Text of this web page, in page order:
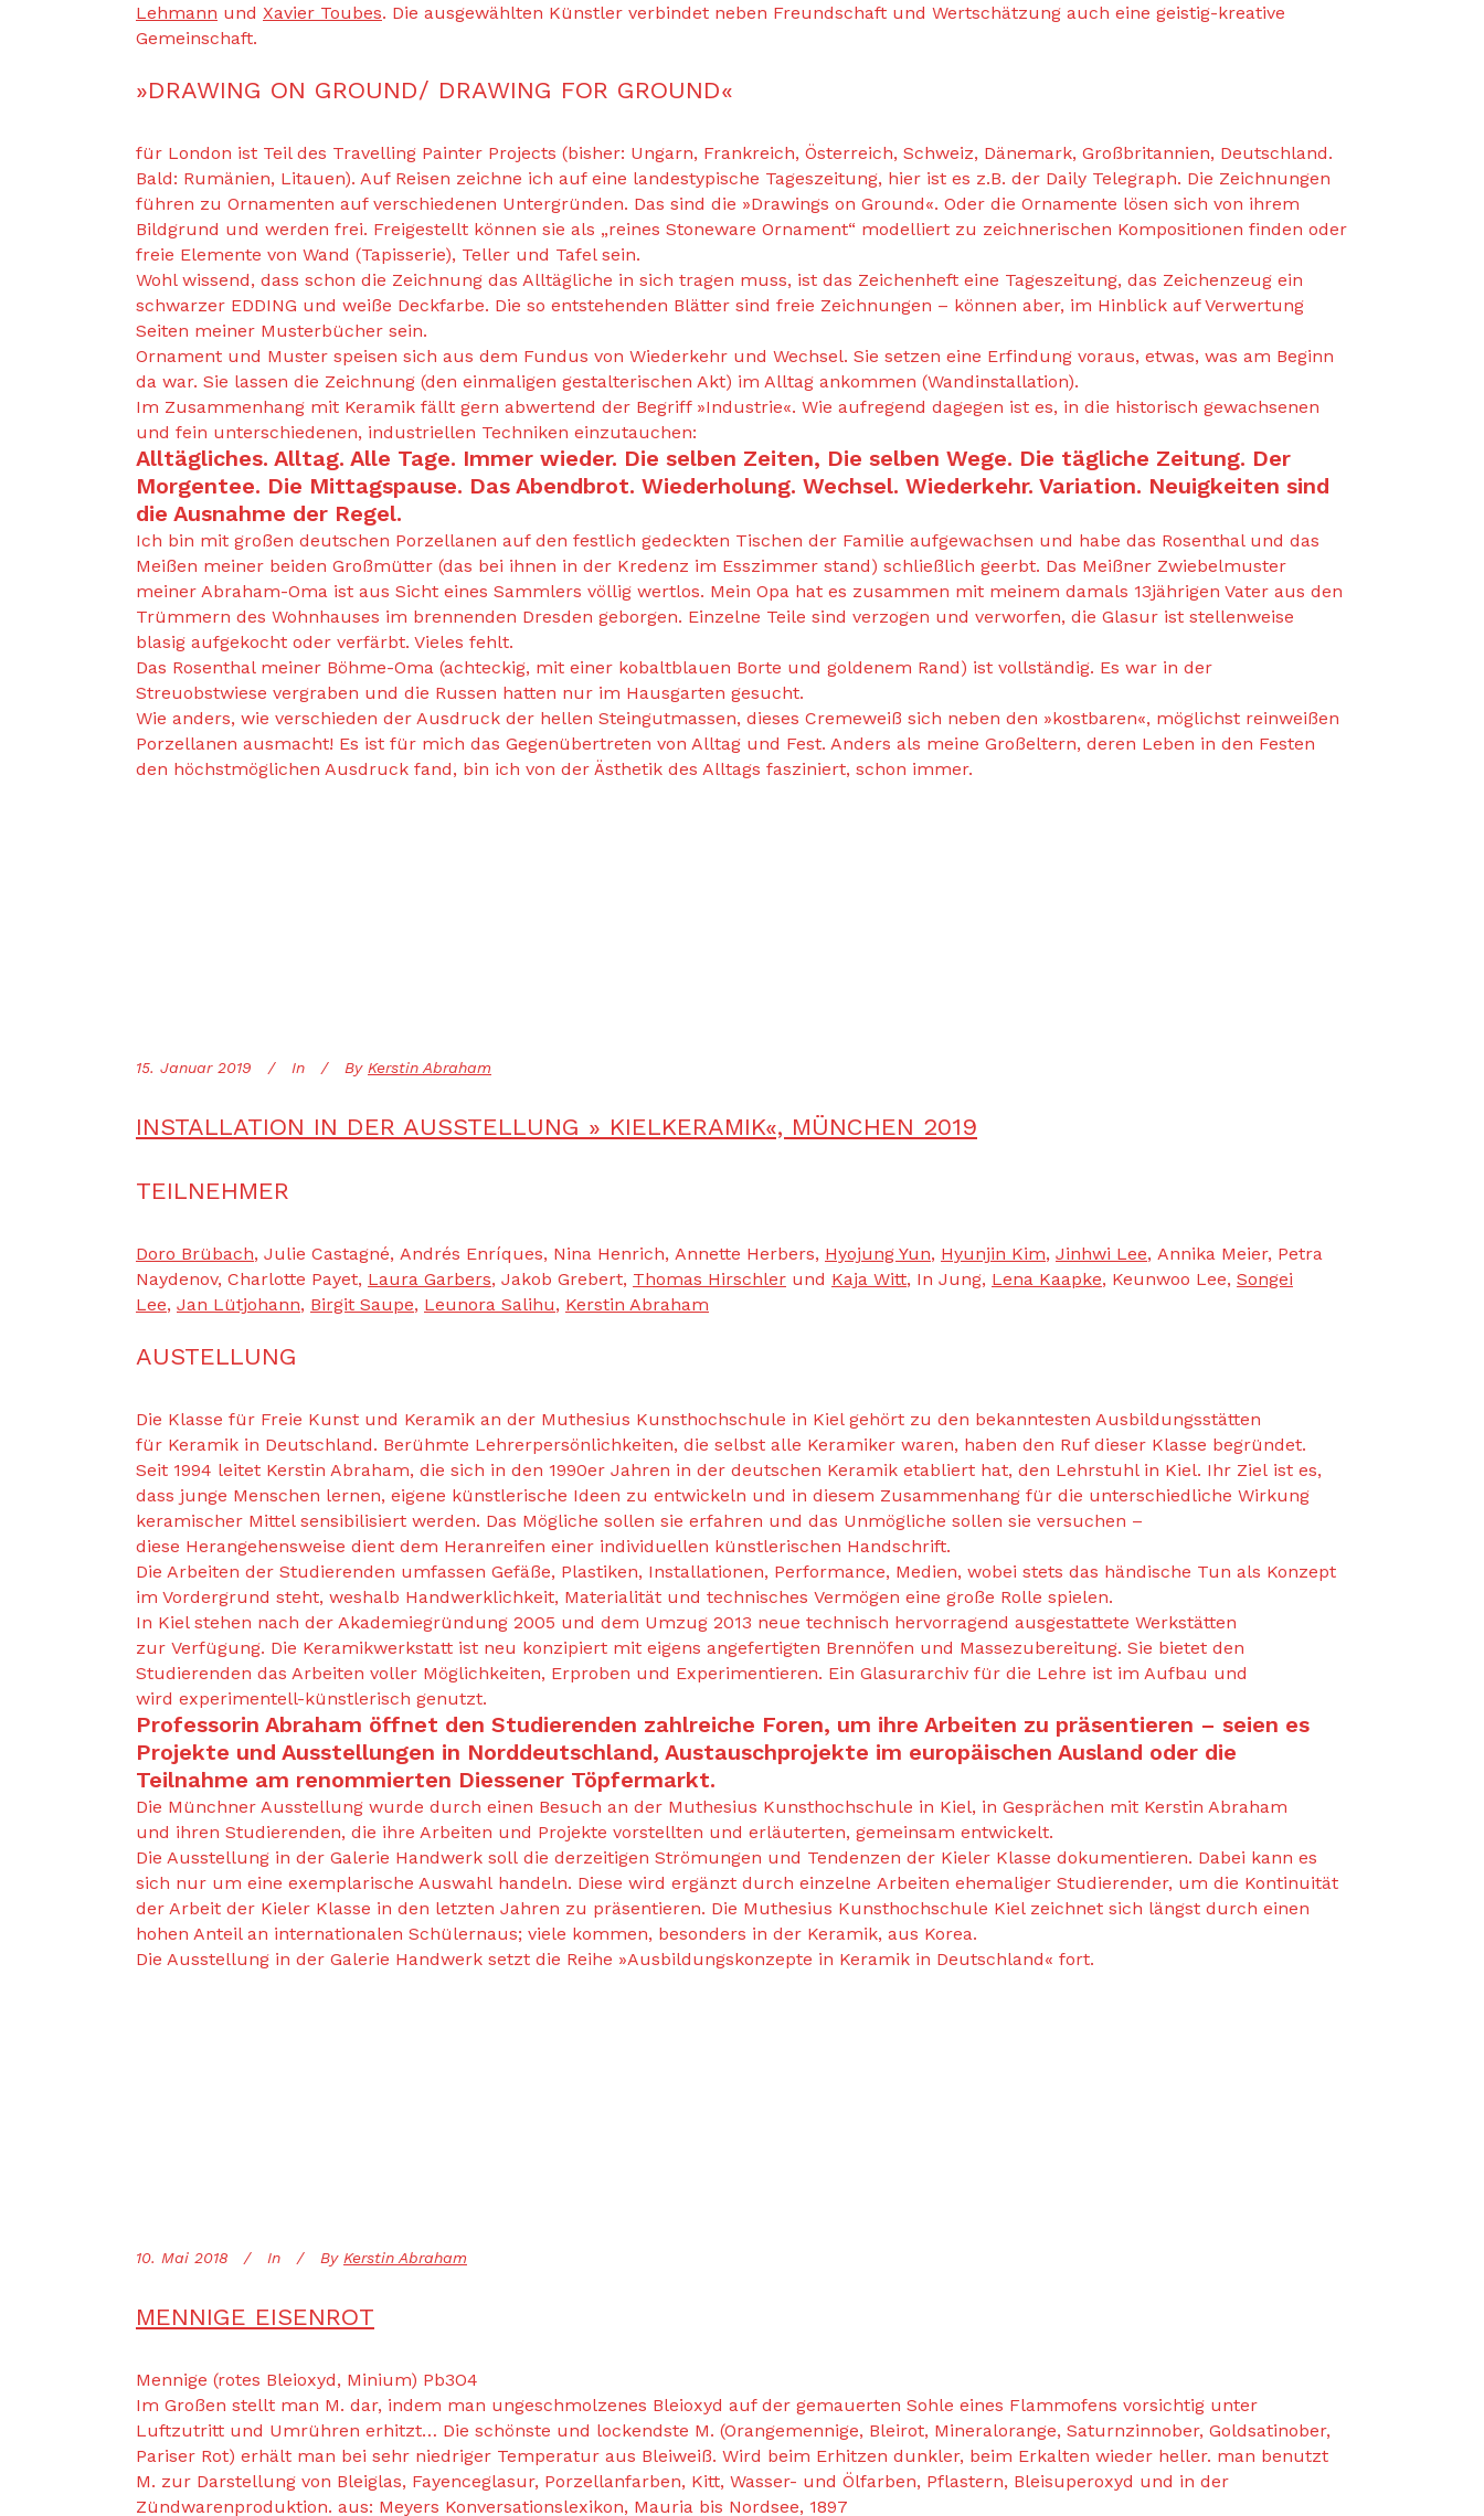
Lehmann und Xavier Toubes. Die ausgewählten Künstler verbindet neben Freundschaft und Wertschätzung auch eine geistig-kreative
Gemeinschaft.
»DRAWING ON GROUND/ DRAWING FOR GROUND«
für London ist Teil des Travelling Painter Projects (bisher: Ungarn, Frankreich, Österreich, Schweiz, Dänemark, Großbritannien, Deutschland.
Bald: Rumänien, Litauen). Auf Reisen zeichne ich auf eine landestypische Tageszeitung, hier ist es z.B. der Daily Telegraph. Die Zeichnungen
führen zu Ornamenten auf verschiedenen Untergründen. Das sind die »Drawings on Ground«. Oder die Ornamente lösen sich von ihrem
Bildgrund und werden frei. Freigestellt können sie als „reines Stoneware Ornament“ modelliert zu zeichnerischen Kompositionen finden oder
freie Elemente von Wand (Tapisserie), Teller und Tafel sein.
Wohl wissend, dass schon die Zeichnung das Alltägliche in sich tragen muss, ist das Zeichenheft eine Tageszeitung, das Zeichenzeug ein
schwarzer EDDING und weiße Deckfarbe. Die so entstehenden Blätter sind freie Zeichnungen – können aber, im Hinblick auf Verwertung
Seiten meiner Musterbücher sein.
Ornament und Muster speisen sich aus dem Fundus von Wiederkehr und Wechsel. Sie setzen eine Erfindung voraus, etwas, was am Beginn
da war. Sie lassen die Zeichnung (den einmaligen gestalterischen Akt) im Alltag ankommen (Wandinstallation).
Im Zusammenhang mit Keramik fällt gern abwertend der Begriff »Industrie«. Wie aufregend dagegen ist es, in die historisch gewachsenen
und fein unterschiedenen, industriellen Techniken einzutauchen:
Alltägliches. Alltag. Alle Tage. Immer wieder. Die selben Zeiten, Die selben Wege. Die tägliche Zeitung. Der
Morgentee. Die Mittagspause. Das Abendbrot. Wiederholung. Wechsel. Wiederkehr. Variation. Neuigkeiten sind
die Ausnahme der Regel.
Ich bin mit großen deutschen Porzellanen auf den festlich gedeckten Tischen der Familie aufgewachsen und habe das Rosenthal und das
Meißen meiner beiden Großmütter (das bei ihnen in der Kredenz im Esszimmer stand) schließlich geerbt. Das Meißner Zwiebelmuster
meiner Abraham-Oma ist aus Sicht eines Sammlers völlig wertlos. Mein Opa hat es zusammen mit meinem damals 13jährigen Vater aus den
Trümmern des Wohnhauses im brennenden Dresden geborgen. Einzelne Teile sind verzogen und verworfen, die Glasur ist stellenweise
blasig aufgekocht oder verfärbt. Vieles fehlt.
Das Rosenthal meiner Böhme-Oma (achteckig, mit einer kobaltblauen Borte und goldenem Rand) ist vollständig. Es war in der
Streuobstwiese vergraben und die Russen hatten nur im Hausgarten gesucht.
Wie anders, wie verschieden der Ausdruck der hellen Steingutmassen, dieses Cremeweiß sich neben den »kostbaren«, möglichst reinweißen
Porzellanen ausmacht! Es ist für mich das Gegenübertreten von Alltag und Fest. Anders als meine Großeltern, deren Leben in den Festen
den höchstmöglichen Ausdruck fand, bin ich von der Ästhetik des Alltags fasziniert, schon immer.
15. Januar 2019 In By Kerstin Abraham
INSTALLATION IN DER AUSSTELLUNG » KIELKERAMIK«, MÜNCHEN 2019
TEILNEHMER
Doro Brübach, Julie Castagné, Andrés Enríques, Nina Henrich, Annette Herbers, Hyojung Yun, Hyunjin Kim, Jinhwi Lee, Annika Meier, Petra
Naydenov, Charlotte Payet, Laura Garbers, Jakob Grebert, Thomas Hirschler und Kaja Witt, In Jung, Lena Kaapke, Keunwoo Lee, Songei
Lee, Jan Lütjohann, Birgit Saupe, Leunora Salihu, Kerstin Abraham
AUSTELLUNG
Die Klasse für Freie Kunst und Keramik an der Muthesius Kunsthochschule in Kiel gehört zu den bekanntesten Ausbildungsstätten
für Keramik in Deutschland. Berühmte Lehrerpersönlichkeiten, die selbst alle Keramiker waren, haben den Ruf dieser Klasse begründet.
Seit 1994 leitet Kerstin Abraham, die sich in den 1990er Jahren in der deutschen Keramik etabliert hat, den Lehrstuhl in Kiel. Ihr Ziel ist es,
dass junge Menschen lernen, eigene künstlerische Ideen zu entwickeln und in diesem Zusammenhang für die unterschiedliche Wirkung
keramischer Mittel sensibilisiert werden. Das Mögliche sollen sie erfahren und das Unmögliche sollen sie versuchen –
diese Herangehensweise dient dem Heranreifen einer individuellen künstlerischen Handschrift.
Die Arbeiten der Studierenden umfassen Gefäße, Plastiken, Installationen, Performance, Medien, wobei stets das händische Tun als Konzept
im Vordergrund steht, weshalb Handwerklichkeit, Materialität und technisches Vermögen eine große Rolle spielen.
In Kiel stehen nach der Akademiegründung 2005 und dem Umzug 2013 neue technisch hervorragend ausgestattete Werkstätten
zur Verfügung. Die Keramikwerkstatt ist neu konzipiert mit eigens angefertigten Brennöfen und Massezubereitung. Sie bietet den
Studierenden das Arbeiten voller Möglichkeiten, Erproben und Experimentieren. Ein Glasurarchiv für die Lehre ist im Aufbau und
wird experimentell-künstlerisch genutzt.
Professorin Abraham öffnet den Studierenden zahlreiche Foren, um ihre Arbeiten zu präsentieren – seien es
Projekte und Ausstellungen in Norddeutschland, Austauschprojekte im europäischen Ausland oder die
Teilnahme am renommierten Diessener Töpfermarkt.
Die Münchner Ausstellung wurde durch einen Besuch an der Muthesius Kunsthochschule in Kiel, in Gesprächen mit Kerstin Abraham
und ihren Studierenden, die ihre Arbeiten und Projekte vorstellten und erläuterten, gemeinsam entwickelt.
Die Ausstellung in der Galerie Handwerk soll die derzeitigen Strömungen und Tendenzen der Kieler Klasse dokumentieren. Dabei kann es
sich nur um eine exemplarische Auswahl handeln. Diese wird ergänzt durch einzelne Arbeiten ehemaliger Studierender, um die Kontinuität
der Arbeit der Kieler Klasse in den letzten Jahren zu präsentieren. Die Muthesius Kunsthochschule Kiel zeichnet sich längst durch einen
hohen Anteil an internationalen Schülernaus; viele kommen, besonders in der Keramik, aus Korea.
Die Ausstellung in der Galerie Handwerk setzt die Reihe »Ausbildungskonzepte in Keramik in Deutschland« fort.
10. Mai 2018 In By Kerstin Abraham
MENNIGE EISENROT
Mennige (rotes Bleioxyd, Minium) Pb3O4
Im Großen stellt man M. dar, indem man ungeschmolzenes Bleioxyd auf der gemauerten Sohle eines Flammofens vorsichtig unter
Luftzutritt und Umrühren erhitzt… Die schönste und lockendste M. (Orangemennige, Bleirot, Mineralorange, Saturnzinnober, Goldsatinober,
Pariser Rot) erhält man bei sehr niedriger Temperatur aus Bleiweiß. Wird beim Erhitzen dunkler, beim Erkalten wieder heller. man benutzt
M. zur Darstellung von Bleiglas, Fayenceglasur, Porzellanfarben, Kitt, Wasser- und Ölfarben, Pflastern, Bleisuperoxyd und in der
Zündwarenproduktion. aus: Meyers Konversationslexikon, Mauria bis Nordsee, 1897